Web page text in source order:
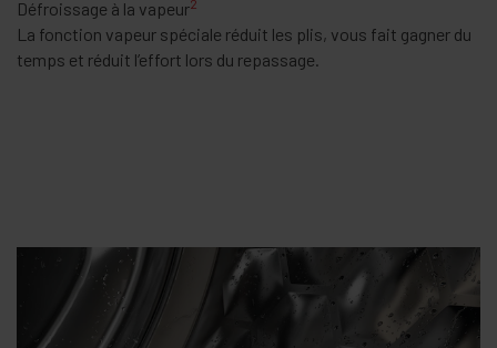
Défroissage à la vapeur2
La fonction vapeur spéciale réduit les plis, vous fait gagner du
temps et réduit l’effort lors du repassage.